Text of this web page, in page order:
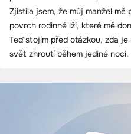
Zjistila jsem, že můj manžel
povrch rodinné lži, které mě
Teď stojím před otázkou, zda
svět zhroutí během jediné noci.